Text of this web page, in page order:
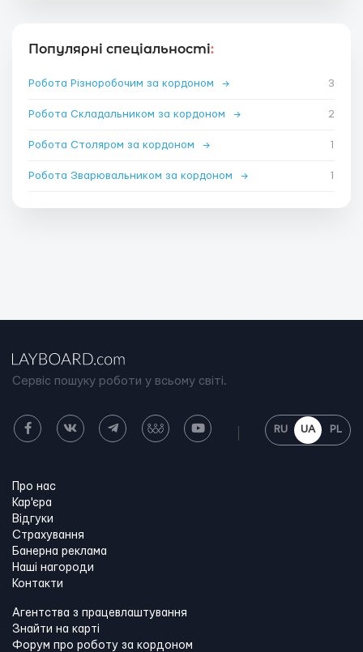
Популярні спеціальності:
Робота Різноробочим за кордоном → 3
Робота Складальником за кордоном → 2
Робота Столяром за кордоном → 1
Робота Зварювальником за кордоном → 1
Сервіс пошуку роботи у всьому світі.
RU UA PL
Про нас
Кар'єра
Відгуки
Страхування
Банерна реклама
Наші нагороди
Контакти
Агентства з працевлаштування
Знайти на карті
Форум про роботу за кордоном